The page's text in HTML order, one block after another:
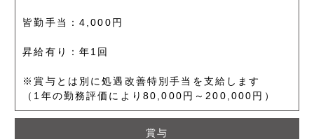
皆勤手当：4,000円
昇給有り：年1回
※賞与とは別に処遇改善特別手当を支給します
（1年の勤務評価により80,000円～200,000円）
賞与